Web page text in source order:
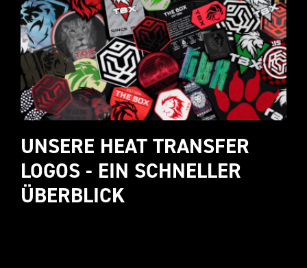
UNSERE HEAT TRANSFER
LOGOS - EIN SCHNELLER
ÜBERBLICK